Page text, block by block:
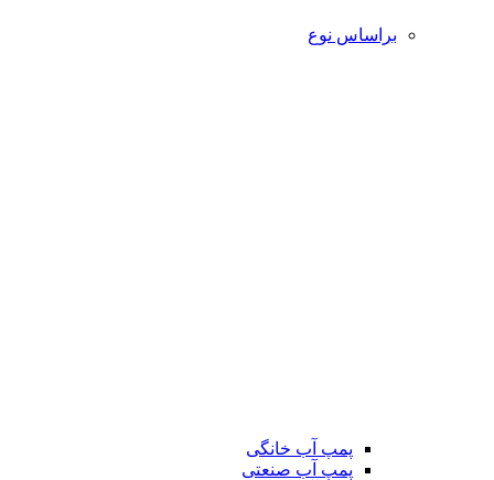
براساس نوع
پمپ آب خانگی
پمپ آب صنعتی